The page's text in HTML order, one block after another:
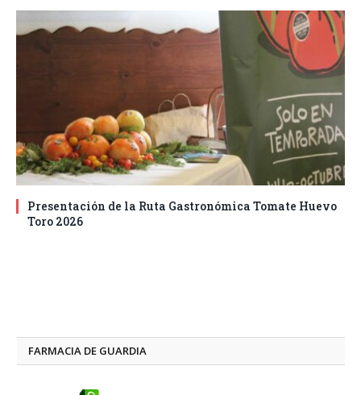
Presentación de la Ruta Gastronómica Tomate Huevo
Toro 2026
FARMACIA DE GUARDIA